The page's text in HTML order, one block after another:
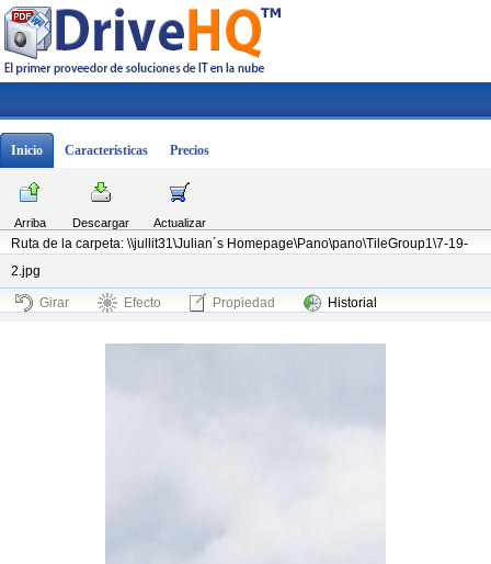
Inicio Características Precios
Arriba Descargar
Actualizar
Ruta de la carpeta: \\jullit31\Julian´s Homepage\Pano\pano\TileGroup1\7-19-
2.jpg
Girar Efecto Propiedad Historial